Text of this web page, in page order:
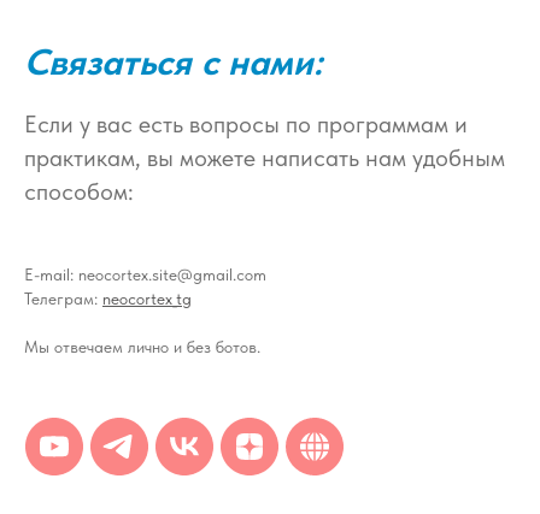
Связаться с нами:
Если у вас есть вопросы по программам и
практикам, вы можете написать нам удобным
способом:
E-mail: neocortex.site@gmail.com
Телеграм: neocortex_tg
Мы отвечаем лично и без ботов.